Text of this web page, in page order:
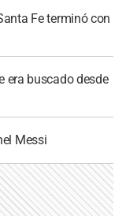
Fe terminó con
era buscado desde
Messi